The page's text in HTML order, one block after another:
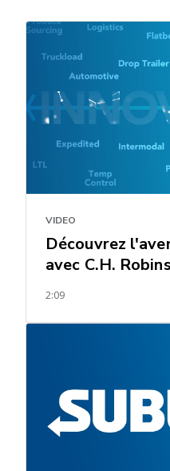
VIDEO
Découvrez
avec C.H.
2:09